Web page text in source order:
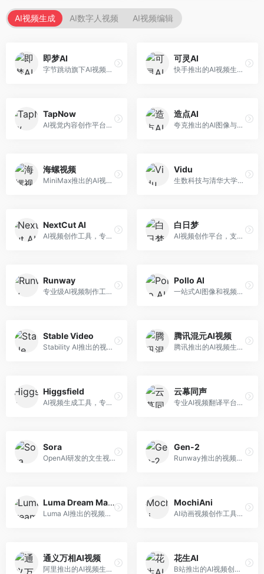
AI视频生成 AI数字人视频 AI视频编辑
即梦AI
字节跳动旗下AI视频创作平台，支持多模态内容生成。面向内容创作者和营销人员，提供文生视频、图生视频、智能剪辑等功能，中文理解能力强，创作效率高。
可灵AI
快手推出的AI视频生成平台，支持文生视频和图生视频，可生成长达2分钟的高质量视频内容。面向短视频创作者和营销人员，操作简便，生成效果逼真，适合商业推广和创意表达。
TapNow
AI视觉内容创作平台，整合图像与视频生成能力。面向内容创作者，提供文生图、文生视频、智能编辑等服务，创作工具丰富，一站式体验便捷。
造点AI
夸克推出的AI图像与视频创作平台。面向普通用户和内容创作者，提供文生图、文生视频等功能，操作简便，与夸克生态深度整合。
海螺视频
MiniMax推出的AI视频生成工具，支持高质量视频创作。面向内容创作者，提供文生视频、视频编辑等功能，生成速度快，视频效果自然流畅。
Vidu
生数科技与清华大学联合研发的AI视频生成大模型。面向视频创作者和内容生产者，支持文生视频、图生视频，视频质量高，物理运动理解准确，国产视频生成领先工具。
NextCut AI
AI视频创作工具，专注于智能剪辑和视频生成。面向视频创作者，提供智能剪辑、视频生成、特效添加等功能，剪辑效率高，适合快节奏内容生产。
白日梦
AI视频创作平台，支持生成长达50分钟的长视频内容。面向长视频创作者和内容生产者，支持故事视频生成、视频编辑等功能，适合叙事性内容创作。
Runway
专业级AI视频制作工具，支持视频生成与编辑。面向影视制作人和创意工作者，提供文生视频、视频编辑、绿幕抠像等专业功能，视频处理能力强，适合专业创作场景。
Pollo AI
一站式AI图像和视频创作平台，整合多种生成工具。面向内容创作者，提供文生图、文生视频、视频编辑等服务，创作工具全面，一站式体验便捷。
Stable Video
Stability AI推出的视频生成模型，开源可部署。面向开发者和专业创作者，支持视频生成、视频编辑等功能，开源生态完善，定制化程度高。
腾讯混元AI视频
腾讯推出的AI视频生成工具，基于混元大模型。面向腾讯生态用户和内容创作者，支持文生视频、视频编辑等功能，与腾讯产品生态深度整合。
Higgsfield
AI视频生成工具，专注于高质量视频内容创作。面向视频创作者和营销人员，支持文生视频、视频编辑等功能，视频效果逼真，适合商业应用。
云幕同声
专业AI视频翻译平台，支持视频多语言配音和字幕生成。面向跨境电商和内容出海从业者，提供视频翻译、配音、字幕生成等服务，多语言支持完善。
Sora
OpenAI研发的文生视频大模型，可根据文字描述生成长达60秒的高清视频。面向影视创作者、广告从业者和内容生产者，视频连贯性强，物理世界理解准确，代表了AI视频生成的最高水平。
Gen-2
Runway推出的视频生成模型，专注于文生视频和视频风格转换。面向影视制作人和创意工作者，支持文本到视频、图像到视频等多种生成模式，视频质量专业级。
Luma Dream Machine
Luma AI推出的视频生成工具，专注于高质量视频创作。面向影视创作者和内容生产者，支持文生视频、图生视频，视频质量高，物理运动流畅自然。
MochiAni
AI动画视频创作工具，专注于动画内容生成。面向动画创作者和二次元内容生产者，支持动画风格视频生成，动画效果流畅，适合动漫内容创作。
通义万相AI视频
阿里推出的AI视频生成服务，整合图像与视频创作能力。面向电商和营销从业者，支持商品视频生成、营销视频制作等服务，商业应用场景丰富。
花生AI
B站推出的AI视频创作工具，专注于短视频内容生成。面向B站创作者，支持视频生成、视频编辑等功能，与B站平台深度整合，创作效率高。